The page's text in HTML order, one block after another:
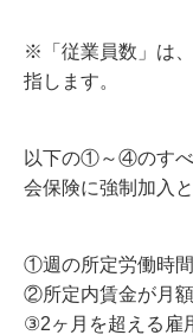
※「従業員数」は
指します。
以下の①～④のすべ
会保険に強制加入と
①週の所定労働時
②所定内賃金が月
③2ヶ月を超える雇